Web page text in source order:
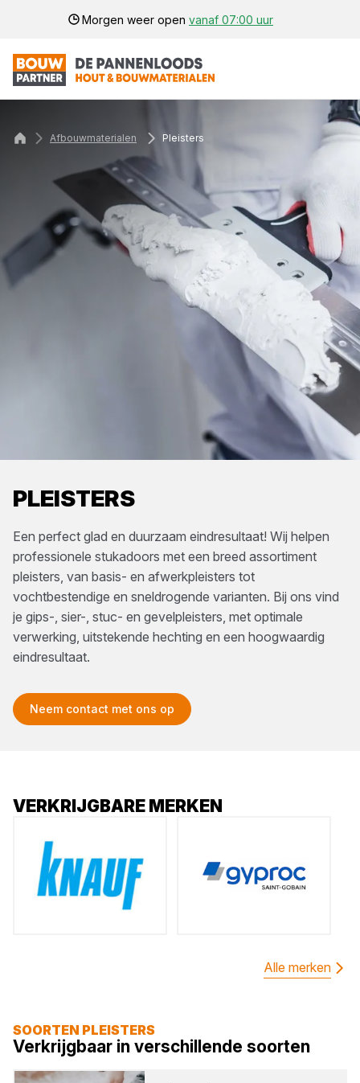
Morgen weer open vanaf 07:00 uur
PLEISTERS
Een perfect glad en duurzaam eindresultaat! Wij helpen
professionele stukadoors met een breed assortiment
pleisters, van basis- en afwerkpleisters tot
vochtbestendige en sneldrogende varianten. Bij ons vind
je gips-, sier-, stuc- en gevelpleisters, met optimale
verwerking, uitstekende hechting en een hoogwaardig
eindresultaat.
Neem contact met ons op
Afbouwmaterialen Pleisters
VERKRIJGBARE MERKEN
Alle merken
SOORTEN PLEISTERS
Verkrijgbaar in verschillende soorten